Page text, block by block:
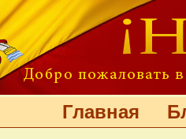
Главная